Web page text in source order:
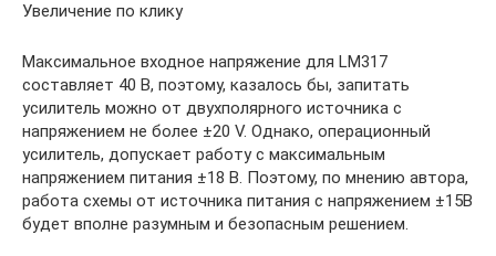
Увеличение по клику
Максимальное входное напряжение для LM317
составляет 40 В, поэтому, казалось бы, запитать
усилитель можно от двухполярного источника с
напряжением не более ±20 V. Однако, операционный
усилитель, допускает работу с максимальным
напряжением питания ±18 В. Поэтому, по мнению автора,
работа схемы от источника питания с напряжением ±15В
будет вполне разумным и безопасным решением.